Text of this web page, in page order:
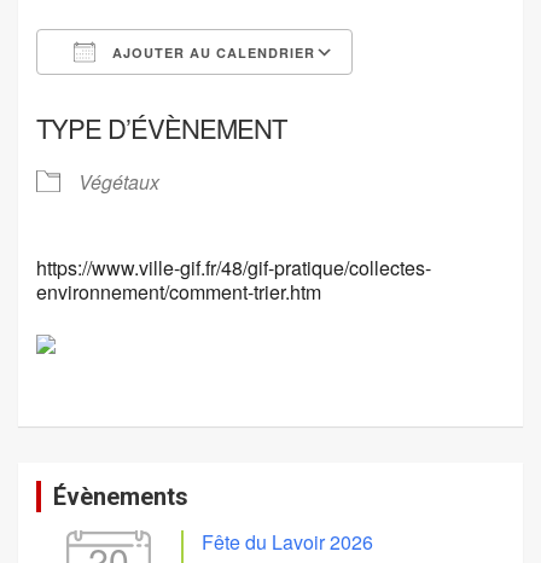
AJOUTER AU CALENDRIER
TYPE D’ÉVÈNEMENT
Végétaux
https://www.ville-gif.fr/48/gif-pratique/collectes-
environnement/comment-trier.htm
Évènements
Fête du Lavoir 2026